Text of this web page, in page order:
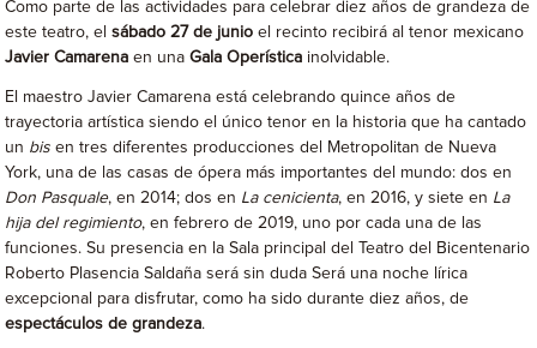
Como parte de las actividades para celebrar diez años de grandeza de
este teatro, elsábado 27 de junio el recinto recibirá al tenor mexicano
Javier Camarenaen unaGala Operística inolvidable.
El maestro Javier Camarena está celebrando quince años de
trayectoria artística siendo el único tenor en la historia que ha cantado
un bisen tres diferentes producciones del Metropolitan de Nueva
York, una de las casas de ópera más importantes del mundo: dos en
Don Pasquale, en 2014; dos en La cenicienta, en 2016, y siete en La
hija del regimiento, en febrero de 2019, uno por cada una de las
funciones. Su presencia en la Sala principal del Teatro del Bicentenario
Roberto Plasencia Saldaña será sin duda Será una noche lírica
excepcional para disfrutar, como ha sido durante diez años, de
espectáculos de grandeza.